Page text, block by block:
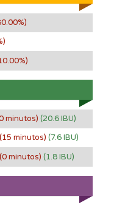
minutos) (20.6 IBU)
(15 minutos) (7.6 IBU)
(0 minutos) (1.8 IBU)